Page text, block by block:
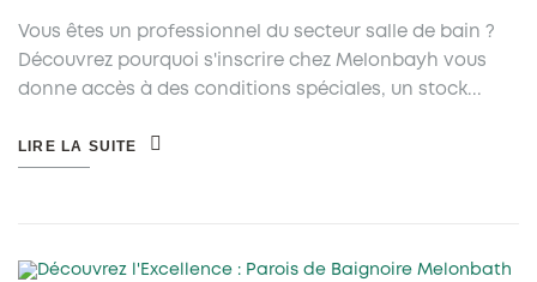
Vous êtes un professionnel du secteur salle de bain ?
Découvrez pourquoi s'inscrire chez Melonbayh vous
donne accès à des conditions spéciales, un stock...
LIRE LA SUITE